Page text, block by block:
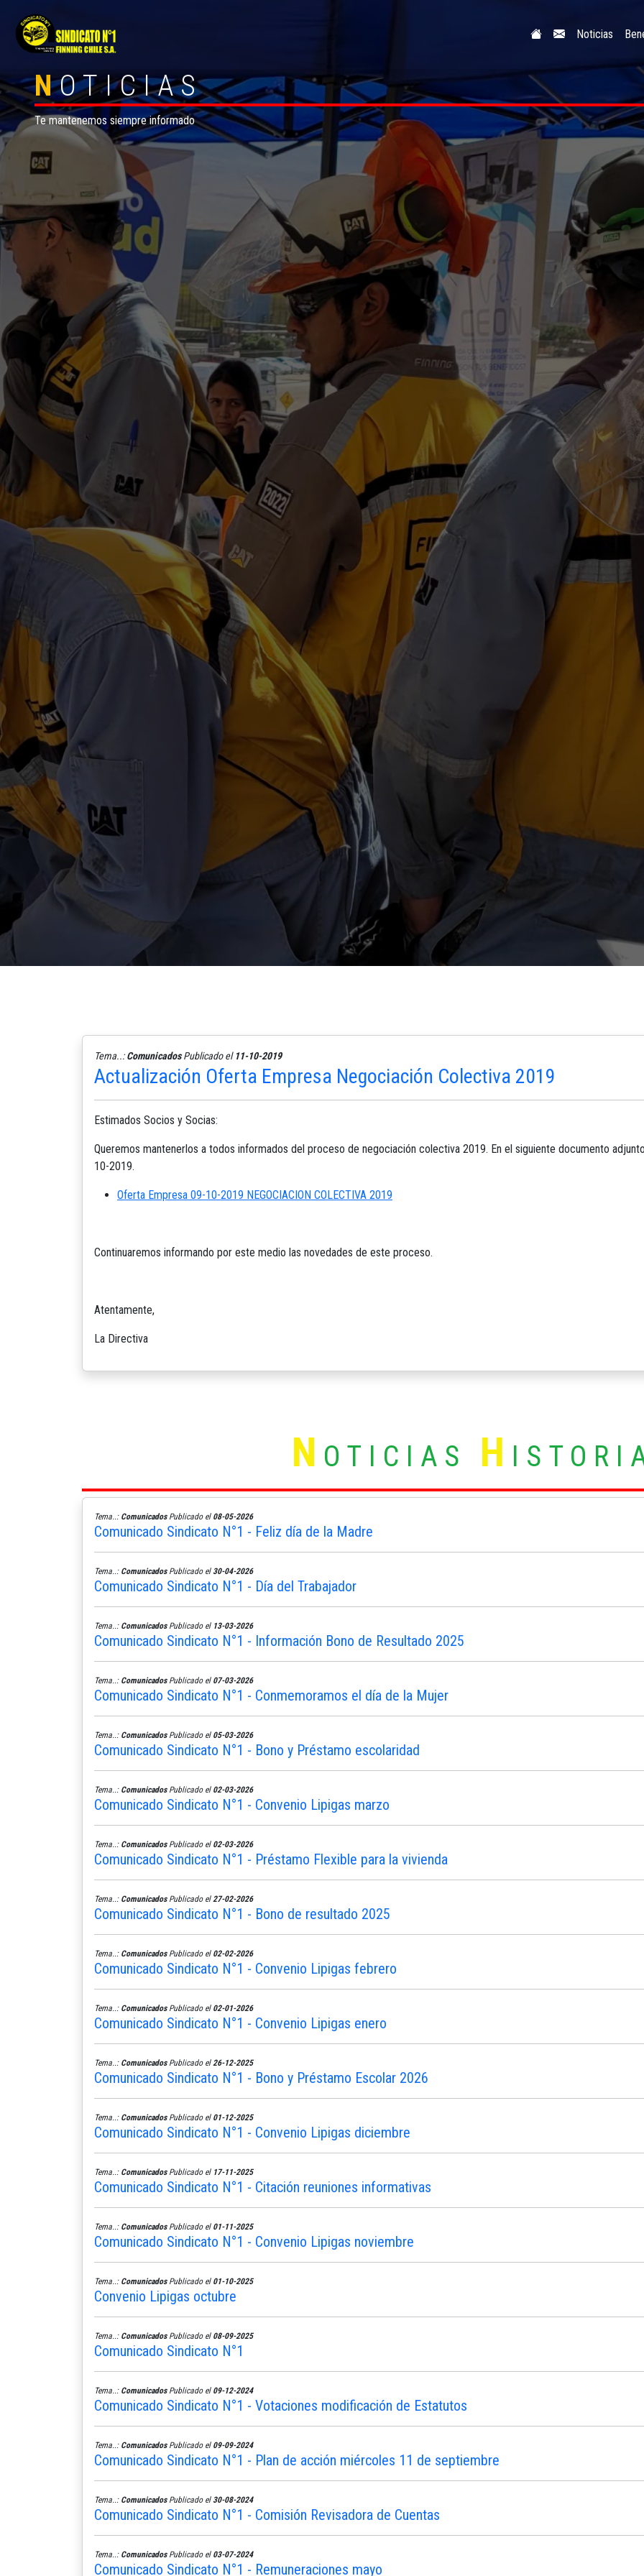
Noticias
NOTICIAS
Te mantenemos siempre informado
Tema..:ComunicadosPublicado el 11-10-2019
Actualización Oferta Empresa Negociación Colectiva 2019
Estimados Socios y Socias:
Queremos mantenerlos a todos informados del proceso de negociación colectiva 2019. En el siguiente documento
10-2019.
Oferta Empresa 09-10-2019 NEGOCIACION COLECTIVA 2019
Continuaremos informando por este medio las novedades de este proceso.
Atentamente,
La Directiva
N OTICIAS H
Tema..: ComunicadosPublicado el 08-05-2026
Comunicado Sindicato N°1 - Feliz día de la Madre
Tema..: ComunicadosPublicado el 30-04-2026
Comunicado Sindicato N°1 - Día del Trabajador
Tema..: ComunicadosPublicado el 13-03-2026
Comunicado Sindicato N°1 - Información Bono de Resultado 2025
Tema..: ComunicadosPublicado el 07-03-2026
Comunicado Sindicato N°1 - Conmemoramos el día de la Mujer
Tema..: ComunicadosPublicado el 05-03-2026
Comunicado Sindicato N°1 - Bono y Préstamo escolaridad
Tema..: ComunicadosPublicado el 02-03-2026
Comunicado Sindicato N°1 - Convenio Lipigas marzo
Tema..: ComunicadosPublicado el 02-03-2026
Comunicado Sindicato N°1 - Préstamo Flexible para la vivienda
Tema..: ComunicadosPublicado el27-02-2026
Comunicado Sindicato N°1 - Bono de resultado 2025
Tema..: ComunicadosPublicado el 02-02-2026
Comunicado Sindicato N°1 - Convenio Lipigas febrero
Tema..: ComunicadosPublicado el 02-01-2026
Comunicado Sindicato N°1 - Convenio Lipigas enero
Tema..: ComunicadosPublicado el26-12-2025
Comunicado Sindicato N°1 - Bono y Préstamo Escolar 2026
Tema..: ComunicadosPublicado el 01-12-2025
Comunicado Sindicato N°1 - Convenio Lipigas diciembre
Tema..: ComunicadosPublicado el 17-11-2025
Comunicado Sindicato N°1 - Citación reuniones informativas
Tema..: ComunicadosPublicado el 01-11-2025
Comunicado Sindicato N°1 - Convenio Lipigas noviembre
Tema..: ComunicadosPublicado el 01-10-2025
Convenio Lipigas octubre
Tema..: ComunicadosPublicado el 08-09-2025
Comunicado Sindicato N°1
Tema..: ComunicadosPublicado el 09-12-2024
Comunicado Sindicato N°1 - Votaciones modificación de Estatutos
Tema..: ComunicadosPublicado el 09-09-2024
Comunicado Sindicato N°1 - Plan de acción miércoles 11 de septiembre
Tema..: ComunicadosPublicado el 30-08-2024
Comunicado Sindicato N°1 - Comisión Revisadora de Cuentas
Tema..: ComunicadosPublicado el 03-07-2024
Comunicado Sindicato N°1 - Remuneraciones mayo